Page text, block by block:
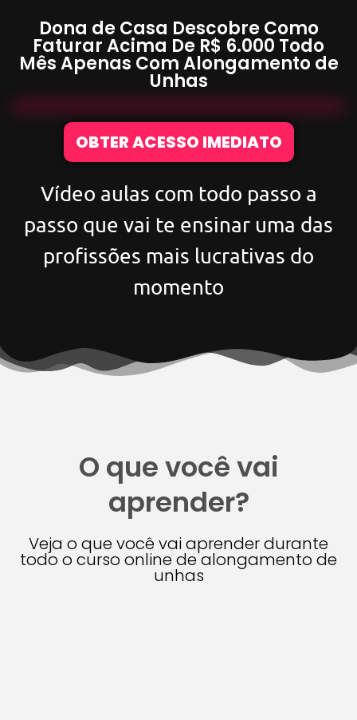
Dona de Casa Descobre Como
Faturar Acima De R$ 6.000 Todo
Mês Apenas ComAlongamento de
Unhas
OBTER ACESSO IMEDIATO
Vídeo aulas com todo passo a
passo que vai te ensinar uma das
profissões mais lucrativas do
momento
O que você vai
aprender?
Veja o que você vai aprender durante
todo o curso online de alongamento de
unhas